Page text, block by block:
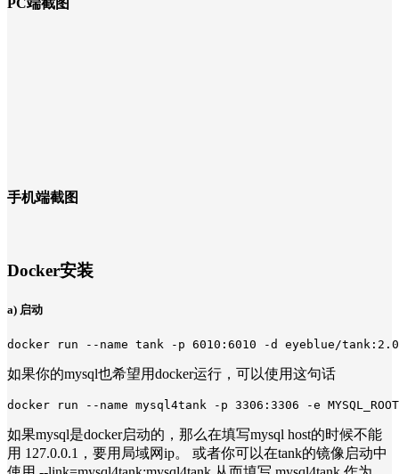
PC端截图
手机端截图
Docker安装
a) 启动
如果你的mysql也希望用docker运行，可以使用这句话
如果mysql是docker启动的，那么在填写mysql host的时候不能
用 127.0.0.1，要用局域网ip。 或者你可以在tank的镜像启动中